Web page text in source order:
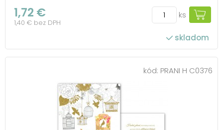
1,72 €
1,40 € bez DPH
ks
skladom
kód: PRANI H C0376